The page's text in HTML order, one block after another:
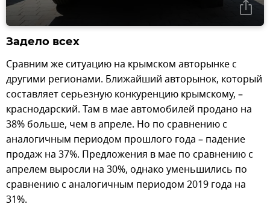
Задело всех
Сравним же ситуацию на крымском авторынке с
другими регионами. Ближайший авторынок, который
составляет серьезную конкуренцию крымскому, –
краснодарский. Там в мае автомобилей продано на
38% больше, чем в апреле. Но по сравнению с
аналогичным периодом прошлого года – падение
продаж на 37%. Предложения в мае по сравнению с
апрелем выросли на 30%, однако уменьшились по
сравнению с аналогичным периодом 2019 года на
31%.